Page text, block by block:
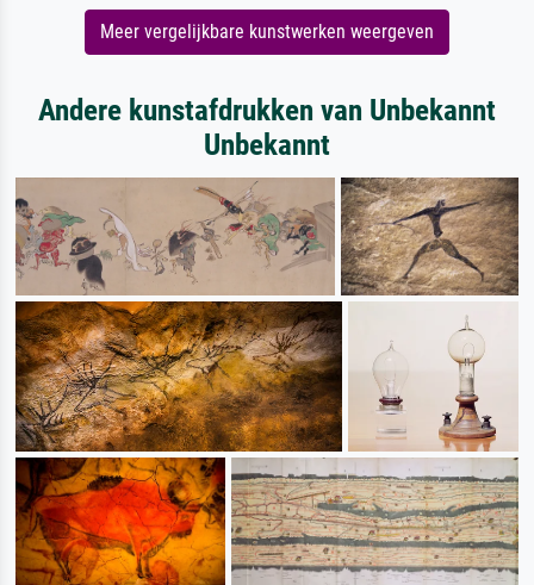
Meer vergelijkbare kunstwerken weergeven
Andere kunstafdrukken van Unbekannt
Unbekannt